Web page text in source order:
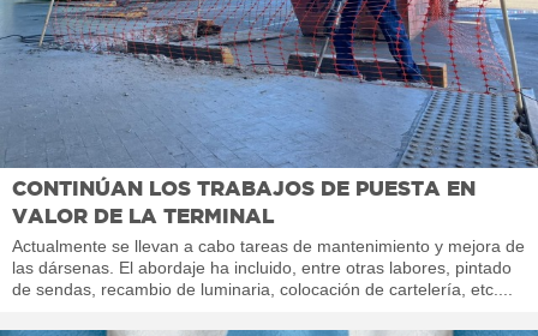
CONTINÚAN LOS TRABAJOS DE PUESTA EN
VALOR DE LA TERMINAL
Actualmente se llevan a cabo tareas de mantenimiento y mejora de
las dársenas. El abordaje ha incluido, entre otras labores, pintado
de sendas, recambio de luminaria, colocación de cartelería, etc....